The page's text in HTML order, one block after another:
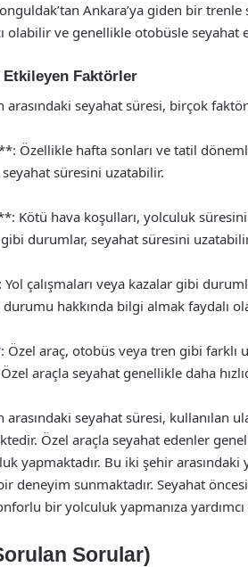
Ankara’ya giden bir trenle
olabilir ve genellikle otobüsle
Faktörler
arasındaki seyahat süresi, birçok
Özellikle hafta sonları ve tatil
süresini uzatabilir.
Kötü hava koşulları, yolculuk
gibi durumlar, seyahat süresini
çalışmaları veya kazalar gibi
hakkında bilgi almak faydalı
Özel araç, otobüs veya tren gibi farklı
araçla seyahat genellikle daha
seyahat süresi, kullanılan
Özel araçla seyahat edenler
yapmaktadır. Bu iki şehir
deneyim sunmaktadır. Seyahat
bir yolculuk yapmanıza yardımcı
Sorular)